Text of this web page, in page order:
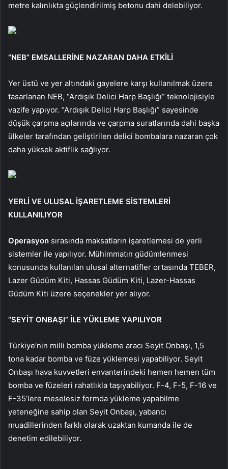
metre kalınlıkta güçlendirilmiş betonu dahi delebiliyor.
“NEB” EMSALLERİNE NAZARAN DAHA ETKİLİ
Yer üstü ve yer altındaki gayelere karşı kullanılmak üzere
tasarlanan NEB, “Ardışık Delici Harp Başlığı” teknolojisiyle
vazife yapıyor. “Ardışık Delici Harp Başlığı” sayesinde
düşük çarpma açılarında ve çarpma suratlarında dahi başka
ülkeler tarafından geliştirilen delici bombalara nazaran çok
daha yüksek aktiflik sağlıyor.
YERLİ VE ULUSAL İŞARETLEME SİSTEMLERİ
KULLANILIYOR
Operasyon sırasında maksatların işaretlemesi de yerli
sistemler ile yapılıyor. Mühimmatın güdümlenmesi
konusunda kullanılan ulusal alternatifler ortasında TEBER,
Lazer Güdüm Kiti, Hassas Güdüm Kiti, Lazer-Hassas
Güdüm Kiti üzere seçenekler yer alıyor.
“SEYİT ONBAŞI” İLE YÜKLEME YAPILIYOR
Türkiye’nin milli bomba yükleme aracı Seyit Onbaşı, 1,5
tona kadar bomba ve füze yüklemesi yapabiliyor. Seyit
Onbaşı hava kuvvetleri envanterindeki hemen hemen tüm
bomba ve füzeleri rahatlıkla taşıyabiliyor. F-4, F-5, F-16 ve
F-35’lere meselesiz formda yükleme yapabilme
yeteneğine sahip olan Seyit Onbaşı, yabancı
muadillerinden farklı olarak uzaktan kumanda ile de
denetim edilebiliyor.